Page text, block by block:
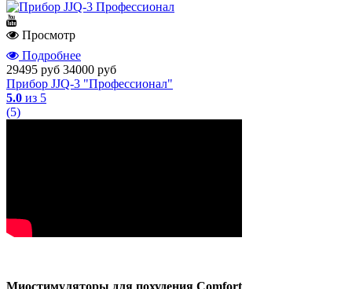
Просмотр
Подробнее
29495 руб 34000 руб
Прибор JJQ-3 "Профессионал"
5.0 из 5
(5)
Миостимуляторы для похудения Comfort